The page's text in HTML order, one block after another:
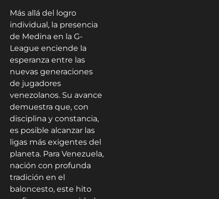
Más allá del logro
individual, la presencia
de Medina en la G-
League enciende la
esperanza entre las
nuevas generaciones
de jugadores
venezolanos. Su avance
demuestra que, con
disciplina y constancia,
es posible alcanzar las
ligas más exigentes del
planeta. Para Venezuela,
nación con profunda
tradición en el
baloncesto, este hito